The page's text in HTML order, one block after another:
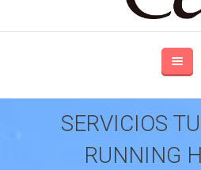
SERVICIOS
RUNNING